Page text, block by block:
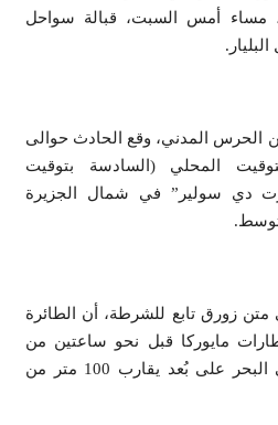
أمس السبت، قبالة سواحل
الحرس المدني، وقع الحادث حوالى
المحلي (السادسة بتوقيت
دي سولير” في شمال الجزيرة
متن زورق تابع للشرطة، أن الطائرة
مايوركا قبل نحو ساعتين من
الحادث، قبل أن تتحطم في البحر على بُعد يقارب 100 متر من